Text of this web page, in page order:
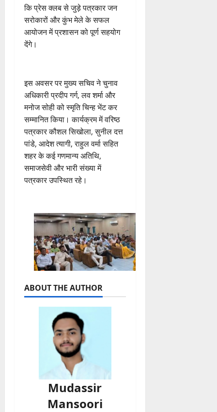
कि प्रेस क्लब से जुड़े पत्रकार जन
सरोकारों और कुंभ मेले के सफल
आयोजन में प्रशासन को पूर्ण सहयोग
देंगे।
​इस अवसर पर मुख्य सचिव ने चुनाव
अधिकारी प्रदीप गर्ग, लव शर्मा और
मनोज सोही को स्मृति चिन्ह भेंट कर
सम्मानित किया। कार्यक्रम में वरिष्ठ
पत्रकार कौशल सिखोला, सुनील दत्त
पांडे, आदेश त्यागी, राहुल वर्मा सहित
शहर के कई गणमान्य अतिथि,
समाजसेवी और भारी संख्या में
पत्रकार उपस्थित रहे।
ABOUT THE AUTHOR
Mudassir
Mansoori